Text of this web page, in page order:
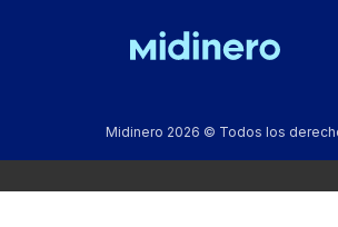
Midinero 2026 © Todos los